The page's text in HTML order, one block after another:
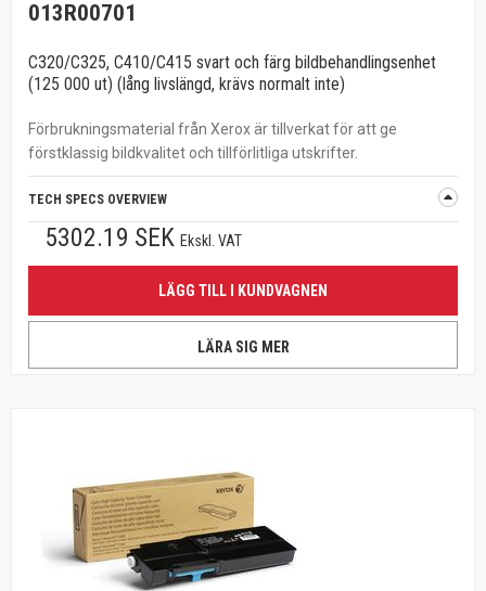
013R00701
C320/C325, C410/C415 svart och färg bildbehandlingsenhet
(125 000 ut) (lång livslängd, krävs normalt inte)
Förbrukningsmaterial från Xerox är tillverkat för att ge
förstklassig bildkvalitet och tillförlitliga utskrifter.
TECH SPECS OVERVIEW
5302.19 SEK Ekskl. VAT
LÄGG TILL I KUNDVAGNEN
LÄRA SIG MER